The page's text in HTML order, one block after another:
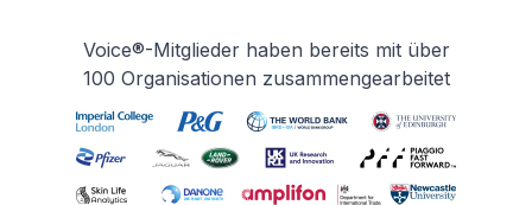
Voice®-Mitglieder haben bereits mit über
100 Organisationen zusammengearbeitet